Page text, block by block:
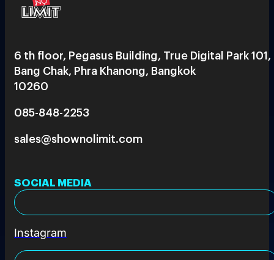
6 th floor, Pegasus Building, True Digital Park 101,
Bang Chak, Phra Khanong, Bangkok
10260
085-848-2253
sales@shownolimit.com
SOCIAL MEDIA
Instagram